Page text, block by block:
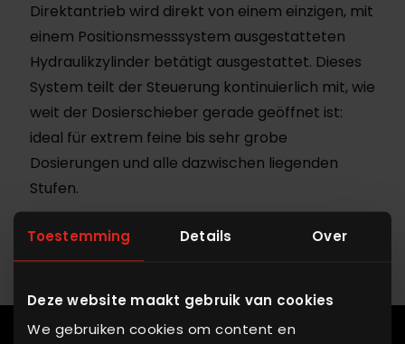
Toestemming Details Over
Deze website maakt gebruik van cookies
We gebruiken cookies om content en
Direktantrieb wird direkt von einem einzigen, mit
einem Positionsmesssystem ausgestatteten
Hydraulikzylinder betätigt ausgestattet. Dieses
System teilt der Steuerung kontinuierlich mit, wie
weit der Dosierschieber gerade geöffnet ist:
ideal für extrem feine bis sehr grobe
Dosierungen und alle dazwischen liegenden
Stufen.
Kontakt aufnehmen